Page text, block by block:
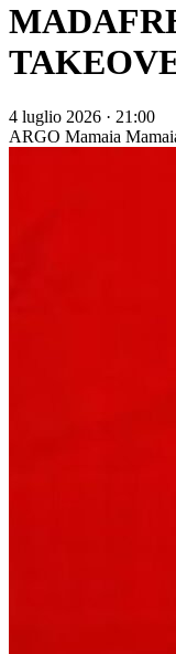
4 luglio 2026 · 21:00
ARGO Mamaia